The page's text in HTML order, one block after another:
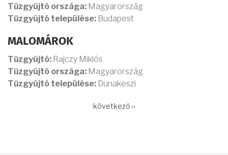
Tűzgyújtó országa: Magyarország
Tűzgyújtó települése: Budapest
MALOMÁROK
Tűzgyújtó: Rajczy Miklós
Tűzgyújtó országa: Magyarország
Tűzgyújtó települése: Dunakeszi
Következő
következő ››